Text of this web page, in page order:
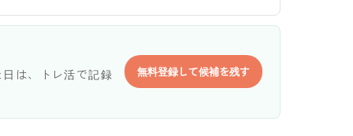
は、トレ活で記録
無料登録して候補を残す